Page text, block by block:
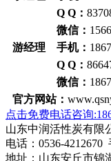
Q Q：
微信：
游经理 手机：
Q Q：
微信：
官方网站：
点击免费电话咨询
山东中润活性炭有限
电话：0536-4212670
地址：山东安丘市锦